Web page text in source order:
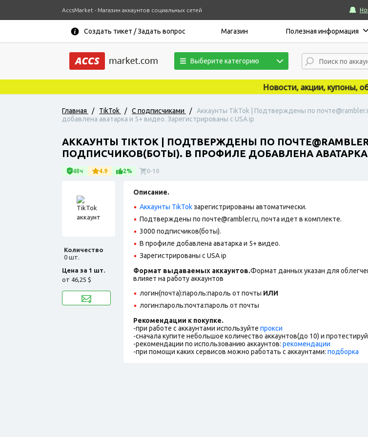
AccsMarket - Магазин аккаунтов социальных сетей
Создать тикет / Задать вопрос Магазин Полезная информация
Выберите категорию
Новости, акции, купоны,
Главная / TikTok / С подписчиками /
Аккаунты TikTok | Подтверждены по
добавлена аватарка и 5+ видео. Зарегистрированы с USA ip
АККАУНТЫ TIKTOK | ПОДТВЕРЖДЕНЫ ПО
ПОДПИСЧИКОВ(БОТЫ). В ПРОФИЛЕ ДОБАВЛЕНА АВАТАРКА
48ч 4.9 2% 0-10
Количество
0 шт.
Цена за 1 шт.
от 46,25 $
Описание.
Аккаунты TikTokзарегистрированы автоматически.
Подтверждены по почте@rambler.ru, почта идет в комплекте.
3000 подписчиков(боты).
В профиле добавлена аватарка и 5+ видео.
Зарегистрированы с USA ip
Формат выдаваемых аккаунтов.Формат данных указан для
влияет на работу аккаунтов
логин(почта):пароль:пароль от почты ИЛИ
логин:пароль:почта:пароль от почты
Рекомендации к покупке.
-при работе с аккаунтами используйте прокси
-сначала купите небольшое количество аккаунтов(до 10) и
-рекомендации по использованию аккаунтов: рекомендации
-при помощи каких сервисов можно работать с аккаунтами: подборка